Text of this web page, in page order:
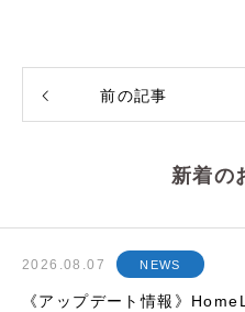
前の記事
新着の
2026.08.07 NEWS
《アップデート情報》